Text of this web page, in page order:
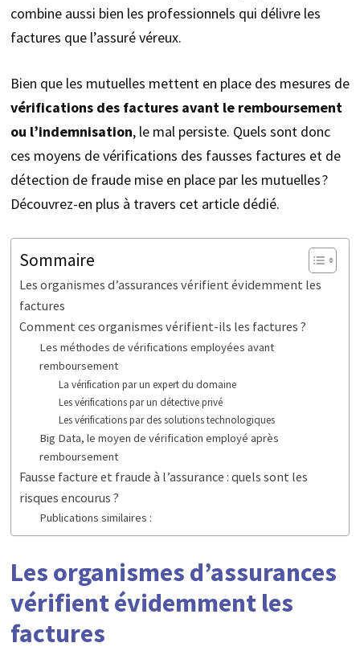
combine aussi bien les professionnels qui délivre les
factures que l’assuré véreux.
Bien que les mutuelles mettent en place des mesures de
vérifications des factures avant le remboursement
ou l’indemnisation, le mal persiste. Quels sont donc
ces moyens de vérifications des fausses factures et de
détection de fraude mise en place par les mutuelles ?
Découvrez-en plus à travers cet article dédié.
Sommaire
Les organismes d’assurances vérifient évidemment les
factures
Comment ces organismes vérifient-ils les factures ?
Les méthodes de vérifications employées avant
remboursement
La vérification par un expert du domaine
Les vérifications par un détective privé
Les vérifications par des solutions technologiques
Big Data, le moyen de vérification employé après
remboursement
Fausse facture et fraude à l’assurance : quels sont les
risques encourus ?
Publications similaires :
Les organismes d’assurances
vérifient évidemment les
factures